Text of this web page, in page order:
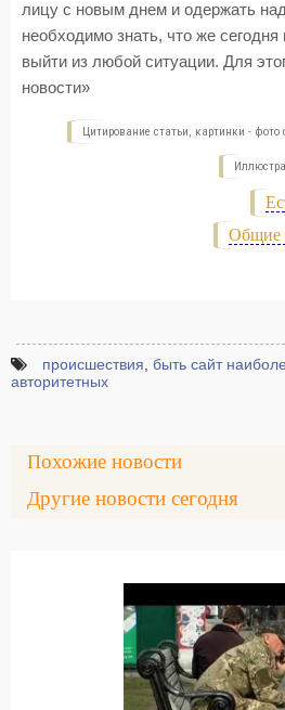
лицу с новым днем и одержать
необходимо знать, что же
выйти из любой ситуации. Для
новости»
Цитирование статьи, картинки - фото
Общие
происшествия быть сайт
авторитетных
Похожие новости
Другие новости сегодня